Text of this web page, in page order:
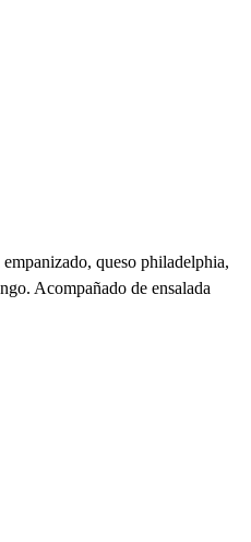
queso philadelphia,
Acompañado de ensalada